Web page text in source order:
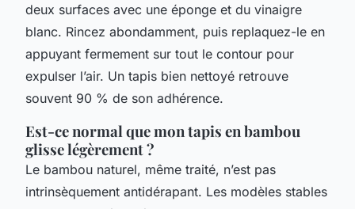
deux surfaces avec une éponge et du vinaigre
blanc. Rincez abondamment, puis replaquez-le en
appuyant fermement sur tout le contour pour
expulser l’air. Un tapis bien nettoyé retrouve
souvent 90 % de son adhérence.
Est-ce normal que mon tapis en bambou
glisse légèrement ?
Le bambou naturel, même traité, n’est pas
intrinsèquement antidérapant. Les modèles stables